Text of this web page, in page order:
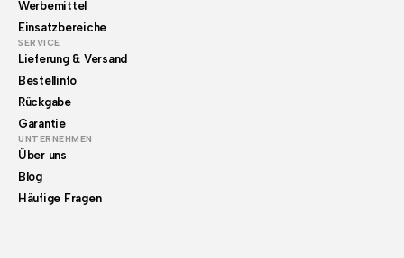
Werbemittel
Einsatzbereiche
SERVICE
Lieferung & Versand
Bestellinfo
Rückgabe
Garantie
UNTERNEHMEN
Über uns
Blog
Häufige Fragen